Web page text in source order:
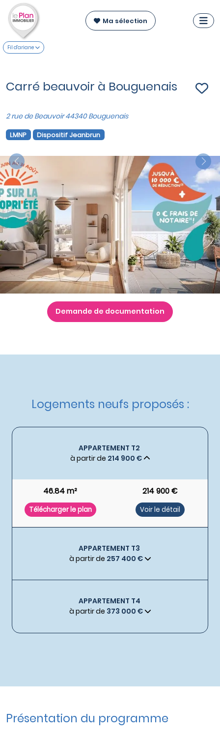
Ma sélection
Fil d'ariane
Carré beauvoir à Bouguenais
2 rue de Beauvoir 44340 Bouguenais
LMNP Dispositif Jeanbrun
Previous
Next
VOIR SUR LA CARTE
Appartements du T2 au T4
à partir de214 900 €
Nos autres appartements neufs
à Bouguenais
Livraison :4ème trimestre 2027
Etat d'avancement :
Travaux en cours
Éligible :Prêt à taux 0% - PTZ+,Statut LMNP,
Réglementation Environnementale 2020, Dispositif
Jeanbrun
Demande de documentation
Logements neufs proposés :
APPARTEMENT T2
à partir de 214 900 €
46.84 m² 214 900 €
Télécharger le plan Voir le détail
APPARTEMENT T3
à partir de 257 400 €
APPARTEMENT T4
à partir de 373 000 €
Présentation du programme